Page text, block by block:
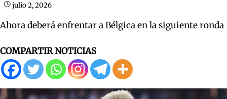
julio 2, 2026
Ahora deberá enfrentar a Bélgica en la siguiente ronda
COMPARTIR NOTICIAS